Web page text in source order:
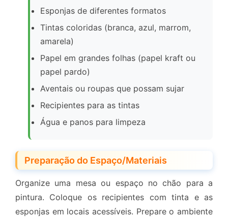
Esponjas de diferentes formatos
Tintas coloridas (branca, azul, marrom,
amarela)
Papel em grandes folhas (papel kraft ou
papel pardo)
Aventais ou roupas que possam sujar
Recipientes para as tintas
Água e panos para limpeza
Preparação do Espaço/Materiais
Organize uma mesa ou espaço no chão para a
pintura. Coloque os recipientes com tinta e as
esponjas em locais acessíveis. Prepare o ambiente